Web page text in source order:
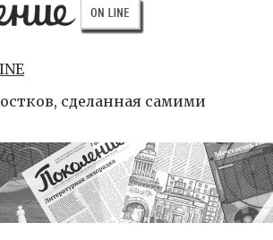
сделанная самими